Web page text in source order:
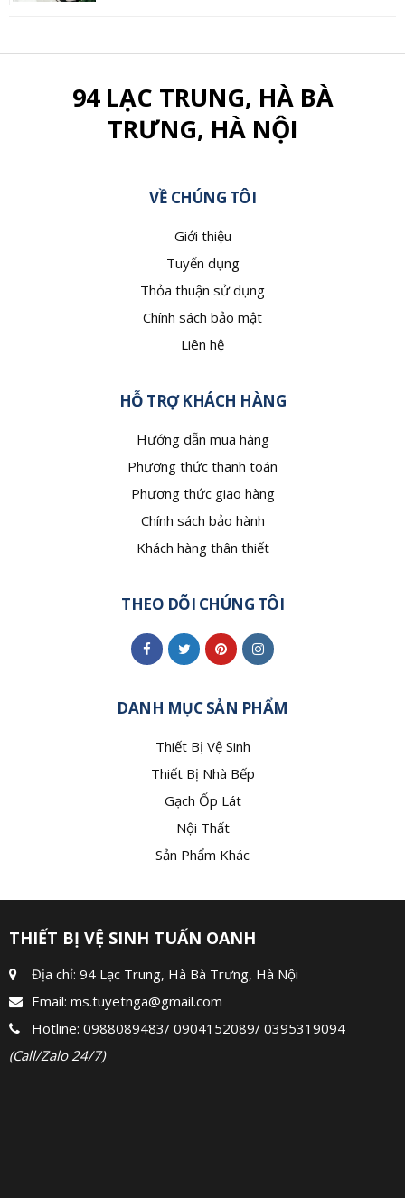
94 LẠC TRUNG, HÀ BÀ
TRƯNG, HÀ NỘI
VỀ CHÚNG TÔI
Giới thiệu
Tuyển dụng
Thỏa thuận sử dụng
Chính sách bảo mật
Liên hệ
HỖ TRỢ KHÁCH HÀNG
Hướng dẫn mua hàng
Phương thức thanh toán
Phương thức giao hàng
Chính sách bảo hành
Khách hàng thân thiết
THEO DÕI CHÚNG TÔI
DANH MỤC SẢN PHẨM
Thiết Bị Vệ Sinh
Thiết Bị Nhà Bếp
Gạch Ốp Lát
Nội Thất
Sản Phẩm Khác
THIẾT BỊ VỆ SINH TUẤN OANH
Địa chỉ: 94 Lạc Trung, Hà Bà Trưng, Hà Nội
Email: ms.tuyetnga@gmail.com
Hotline: 0988089483/ 0904152089/ 0395319094
(Call/Zalo 24/7)